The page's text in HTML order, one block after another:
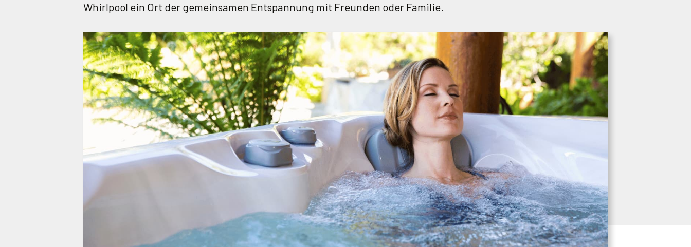
Whirlpool ein Ort der gemeinsamen Entspannung mit Freunden oder Familie.